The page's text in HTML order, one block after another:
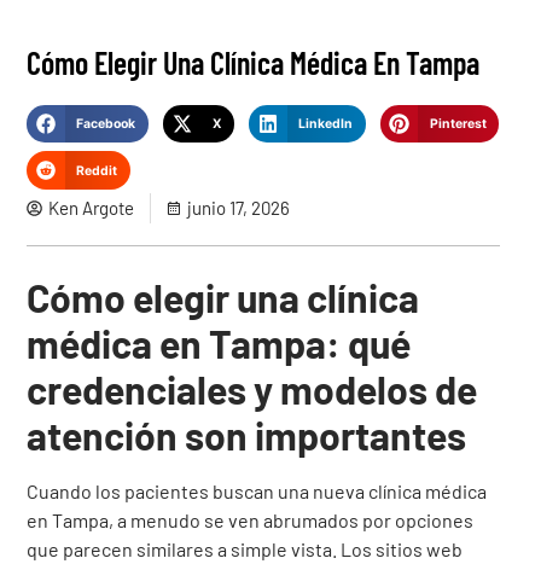
Cómo Elegir Una Clínica Médica En Tampa
Facebook X LinkedIn Pinterest
Reddit
Ken Argote junio 17, 2026
Cómo elegir una clínica
médica en Tampa: qué
credenciales y modelos de
atención son importantes
Cuando los pacientes buscan una nueva clínica médica
en Tampa, a menudo se ven abrumados por opciones
que parecen similares a simple vista. Los sitios web